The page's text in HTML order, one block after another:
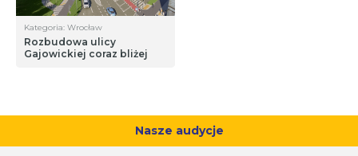
Kategoria: Wrocław
Rozbudowa ulicy
Gajowickiej coraz bliżej
Nasze audycje